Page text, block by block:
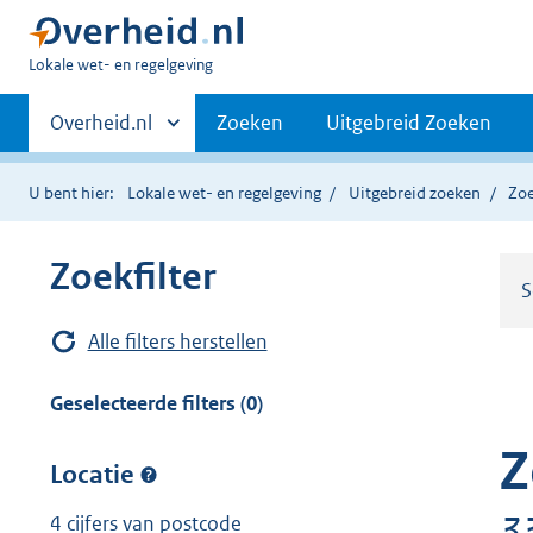
U
hier:
Lokale wet- en regelgeving
Primaire
navigatie
Andere
sites
binnen
Overheid.nl Zoeken Uitgebreid Zoeken
U bent hier: Lokale wet- en regelgeving Uitgebreid zoeken
Zoekfilter
Alle filters herstellen
Geselecteerde filters (0)
Locatie
4 cijfers van postcode